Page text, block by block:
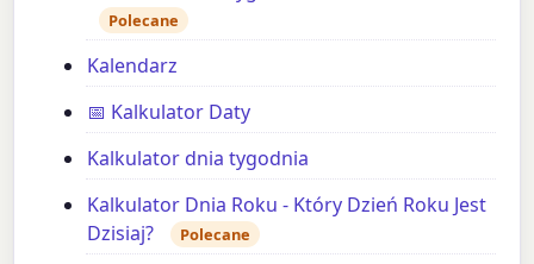
Polecane
Kalendarz
📅 Kalkulator Daty
Kalkulator dnia tygodnia
Kalkulator Dnia Roku - Który Dzień Roku Jest
Dzisiaj?
Polecane